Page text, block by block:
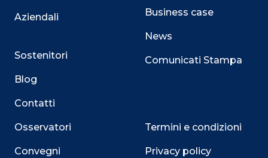
Aziendali
Sostenitori
Blog
Contatti
Osservatori
Convegni
Business case
News
Comunicati Stampa
Termini e condizioni
Privacy policy